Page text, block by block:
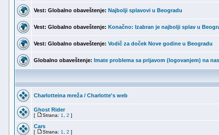
Vest: Globalno obaveštenje: Najbolji splavovi u Beogradu
Vest: Globalno obaveštenje: Konačno: Izabran je najbolji splav u
Vest: Globalno obaveštenje: Vodič za doček Nove godine u Beogradu
Globalno obaveštenje: Imate problema sa prijavom (logovanjem) na
Charlotteina mreža / Charlotte's web
Ghost Rider
[ Strana: 1 2 ]
Cars
[ Strana: 1 2 ]